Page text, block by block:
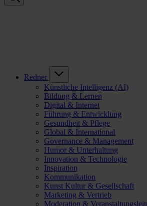
Redner
Künstliche Intelligenz (AI)
Bildung & Lernen
Digital & Internet
Führung & Entwicklung
Gesundheit & Pflege
Global & International
Governance & Management
Humor & Unterhaltung
Innovation & Technologie
Inspiration
Kommunikation
Kunst Kultur & Gesellschaft
Marketing & Vertrieb
Moderation &